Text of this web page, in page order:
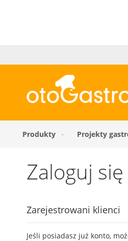
Produkty Projekty
Zaloguj się
Zarejestrowani klienci
Jeśli posiadasz już konto,